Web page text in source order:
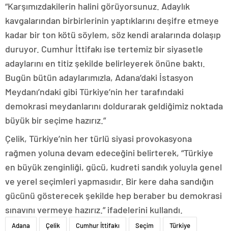
“Karşımızdakilerin halini görüyorsunuz. Adaylık
kavgalarından birbirlerinin yaptıklarını deşifre etmeye
kadar bir ton kötü söylem, söz kendi aralarında dolaşıp
duruyor. Cumhur İttifakı ise tertemiz bir siyasetle
adaylarını en titiz şekilde belirleyerek önüne baktı.
Bugün bütün adaylarımızla, Adana’daki İstasyon
Meydanı’ndaki gibi Türkiye’nin her tarafındaki
demokrasi meydanlarını doldurarak geldiğimiz noktada
büyük bir seçime hazırız.”
Çelik, Türkiye’nin her türlü siyasi provokasyona
rağmen yoluna devam edeceğini belirterek, “Türkiye
en büyük zenginliği, gücü, kudreti sandık yoluyla genel
ve yerel seçimleri yapmasıdır. Bir kere daha sandığın
gücünü gösterecek şekilde hep beraber bu demokrasi
sınavını vermeye hazırız.” ifadelerini kullandı.
Adana Çelik Cumhur İttifakı Seçim Türkiye